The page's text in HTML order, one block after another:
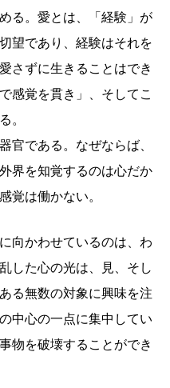
る。愛とは、「経験」が
望であり、経験はそれを
さずに生きることはでき
感覚を貫き」、そしてこ
。
官である。なぜならば、
界を知覚するのは心だか
覚は働かない。
向かわせているのは、わ
した心の光は、見、そし
る無数の対象に興味を注
中心の一点に集中してい
物を破壊することができ